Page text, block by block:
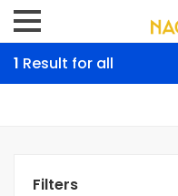
1 Result for all
Filters